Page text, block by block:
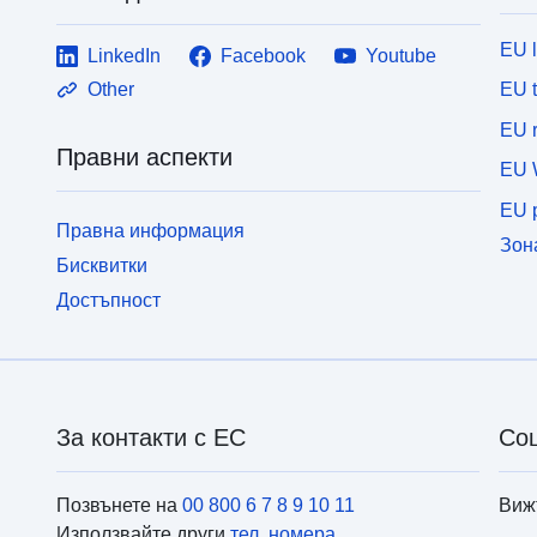
LinkedIn Facebook
Youtube
Other
Правни аспекти
Правна информация
Бисквитки
Достъпност
EU
EU
EU
EU
EU
За контакти с ЕС
Позвънете на 00 800 6 7 8 9 10 11